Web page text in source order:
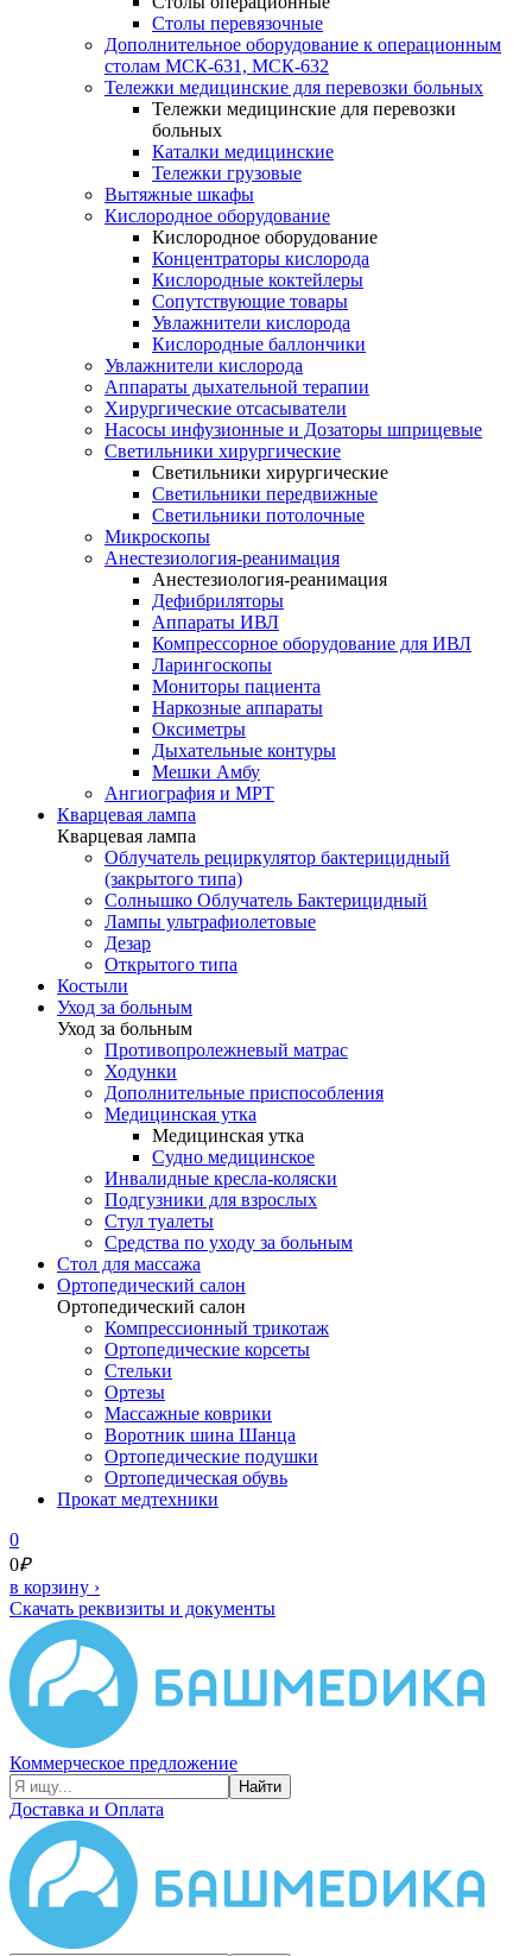
Столы перевязочные
Дополнительное оборудование к операционным
столам МСК-631, МСК-632
Тележки медицинские для перевозки больных
Тележки медицинские для перевозки
больных
Каталки медицинские
Тележки грузовые
Вытяжные шкафы
Кислородное оборудование
Кислородное оборудование
Концентраторы кислорода
Кислородные коктейлеры
Сопутствующие товары
Увлажнители кислорода
Кислородные баллончики
Увлажнители кислорода
Аппараты дыхательной терапии
Хирургические отсасыватели
Насосы инфузионные и Дозаторы шприцевые
Светильники хирургические
Светильники хирургические
Светильники передвижные
Светильники потолочные
Микроскопы
Анестезиология-реанимация
Анестезиология-реанимация
Дефибриляторы
Аппараты ИВЛ
Компрессорное оборудование для ИВЛ
Ларингоскопы
Мониторы пациента
Наркозные аппараты
Оксиметры
Дыхательные контуры
Мешки Амбу
Ангиография и МРТ
Кварцевая лампа
Кварцевая лампа
Облучатель рециркулятор бактерицидный
(закрытого типа)
Солнышко Облучатель Бактерицидный
Лампы ультрафиолетовые
Дезар
Открытого типа
Костыли
Уход за больным
Уход за больным
Противопролежневый матрас
Ходунки
Дополнительные приспособления
Медицинская утка
Медицинская утка
Судно медицинское
Инвалидные кресла-коляски
Подгузники для взрослых
Стул туалеты
Средства по уходу за больным
Cтол для массажа
Ортопедический салон
Ортопедический салон
Компрессионный трикотаж
Ортопедические корсеты
Стельки
Ортезы
Массажные коврики
Воротник шина Шанца
Ортопедические подушки
Ортопедическая обувь
Прокат медтехники
0
0₽
в корзину ›
Скачать реквизиты и документы
Коммерческое предложение
Найти
Доставка и Оплата